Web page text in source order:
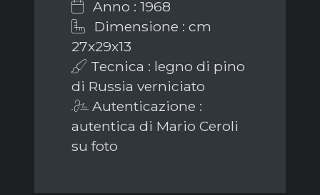
Anno : 1968
Dimensione : cm
27x29x13
Tecnica : legno di pino
di Russia verniciato
Autenticazione :
autentica di Mario Ceroli
su foto